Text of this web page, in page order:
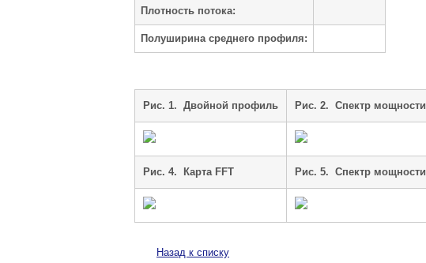
Плотность потока:
Полуширина среднего профиля:
Рис. 1. Двойной профиль Рис. 2. Cпектр мощности
Рис. 4. Карта FFT Рис. 5. Cпектр мощности
Назад к списку